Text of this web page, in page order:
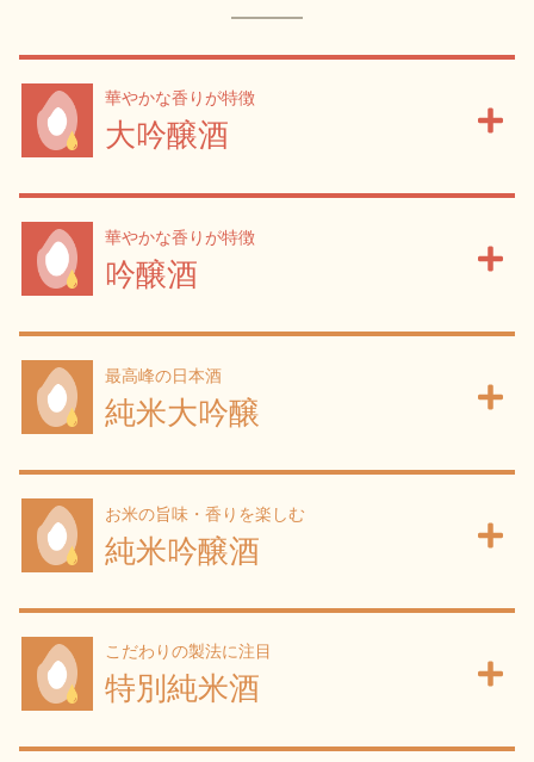
イベント情報TOP 新商品・おすすめ商品
季節の商品
美味しい地酒の選び方
地酒蔵元会とは
華やかな香りが特徴
大吟醸酒
華やかな香りが特徴
吟醸酒
最高峰の日本酒
純米大吟醸
お米の旨味・香りを楽しむ
純米吟醸酒
こだわりの製法に注目
特別純米酒